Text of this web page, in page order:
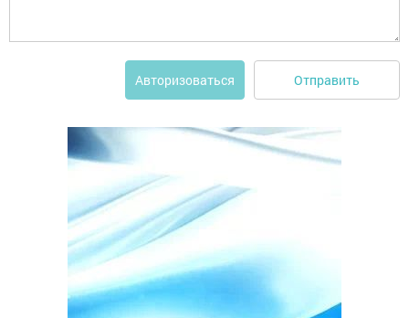
Авторизоваться Отправить